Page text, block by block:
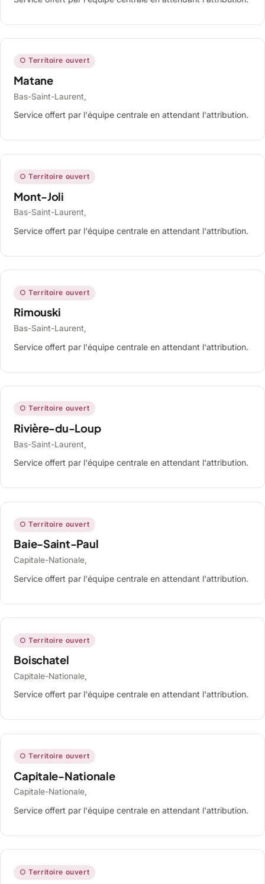
○ Territoire ouvert
Matane
Bas-Saint-Laurent,
Service offert par l'équipe centrale en attendant l'attribution.
○ Territoire ouvert
Mont-Joli
Bas-Saint-Laurent,
Service offert par l'équipe centrale en attendant l'attribution.
○ Territoire ouvert
Rimouski
Bas-Saint-Laurent,
Service offert par l'équipe centrale en attendant l'attribution.
○ Territoire ouvert
Rivière-du-Loup
Bas-Saint-Laurent,
Service offert par l'équipe centrale en attendant l'attribution.
○ Territoire ouvert
Baie-Saint-Paul
Capitale-Nationale,
Service offert par l'équipe centrale en attendant l'attribution.
○ Territoire ouvert
Boischatel
Capitale-Nationale,
Service offert par l'équipe centrale en attendant l'attribution.
○ Territoire ouvert
Capitale-Nationale
Capitale-Nationale,
Service offert par l'équipe centrale en attendant l'attribution.
○ Territoire ouvert